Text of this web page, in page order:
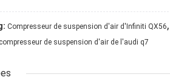
Compresseur de suspension d'air d'Infiniti QX56,
de suspension d'air de l'audi q7